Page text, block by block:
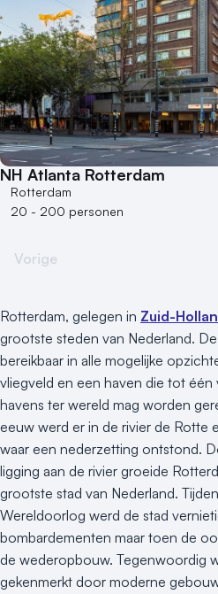
NH Atlanta Rotterdam
Rotterdam
20 - 200 personen
Vorige
Rotterdam, gelegen in Zuid-
grootste steden van Nederland.
bereikbaar in alle mogelijke
vliegveld en een haven die tot één
havens ter wereld mag worden
eeuw werd er in de rivier de Rotte
waar een nederzetting ontstond.
ligging aan de rivier groeide
grootste stad van Nederland.
Wereldoorlog werd de stad
bombardementen maar toen de
de wederopbouw. Tegenwoordig
gekenmerkt door moderne